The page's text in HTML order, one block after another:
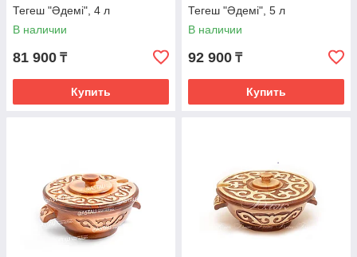
Тегеш "Әдемі", 4 л
В наличии
81 900 ₸
Купить
Тегеш "Әдемі", 5 л
В наличии
92 900 ₸
Купить